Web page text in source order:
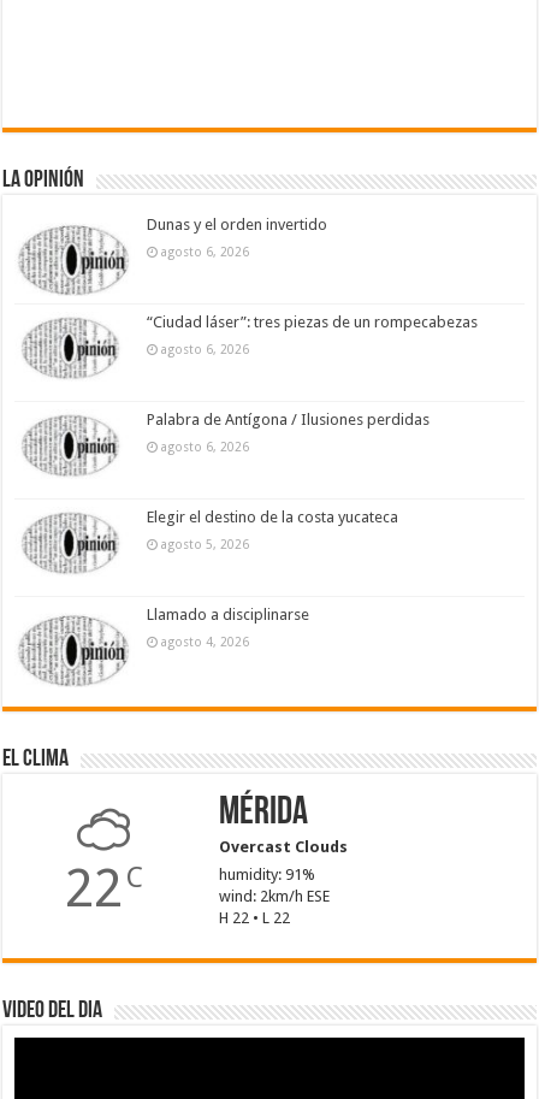
La Opinión
Dunas y el orden invertido
agosto 6, 2026
“Ciudad láser”: tres piezas de un rompecabezas
agosto 6, 2026
Palabra de Antígona / Ilusiones perdidas
agosto 6, 2026
Elegir el destino de la costa yucateca
agosto 5, 2026
Llamado a disciplinarse
agosto 4, 2026
El Clima
22 C
Mérida
Overcast Clouds
humidity: 91%
wind: 2km/h ESE
H 22 • L 22
Video del dia